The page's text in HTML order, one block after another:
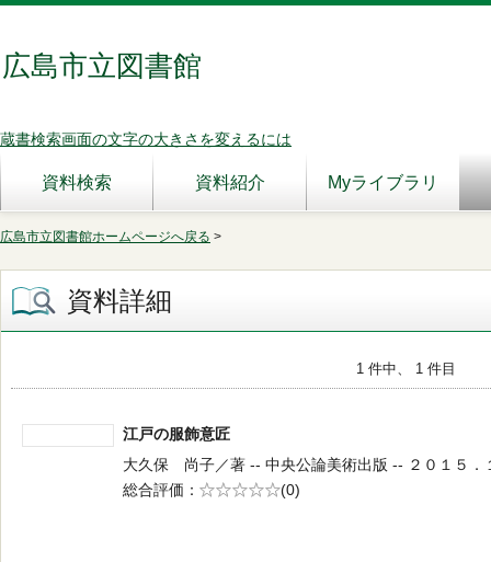
広島市立図書館
蔵書検索画面の文字の大きさを変えるには
資料検索 資料紹介 Myライブラリ
広島市立図書館ホームページへ戻る >
資料詳細
1 件中、 1 件目
江戸の服飾意匠
大久保 尚子／著 -- 中央公論美術出版 -- ２０１５．
総合評価
5段階評価
(0)